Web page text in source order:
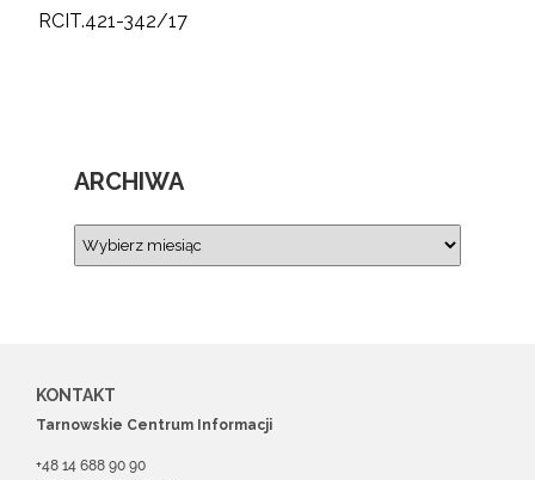
RCIT.421-342/17
ARCHIWA
KONTAKT
Tarnowskie Centrum Informacji
+48 14 688 90 90